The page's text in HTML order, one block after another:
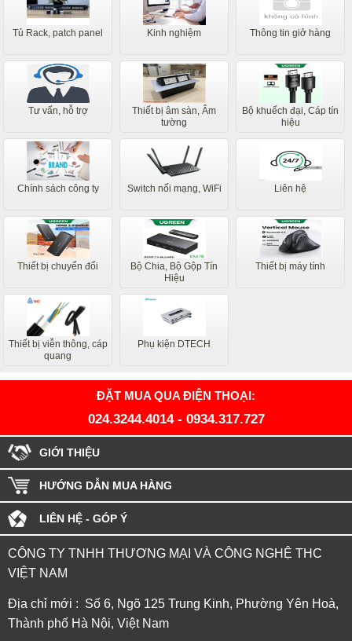
Tủ Rack, patch panel Kinh nghiệm Thông tin giở hàng
Tư vấn, hỗ trợ
Thiết bị âm sàn, Âm
tường
Bộ khuếch đại, Cáp tín
hiệu
Chính sách công ty Switch nối mạng, WiFi Liên hệ
Thiết bị chuyển đổi
Bộ Chia, Bộ Gộp Tín
Hiệu
Thiết bị máy tính
Thiết bị viễn thông, cáp
quang
Phụ kiện DTECH
ĐẶT MUA QUA ĐIỆN THOẠI:
024.3244.4014- 0934.317.727
GIỚI THIỆU
HƯỚNG DẪN MUA HÀNG
LIÊN HỆ - GÓP Ý
CÔNG TY TNHH THƯƠNG MẠI VÀ CÔNG NGHỆ THC
VIỆT NAM
Địa chỉ mới : Số 6, Ngõ 125 Trung Kinh, Phường Yên Hoà,
Thành phố Hà Nội, Việt Nam